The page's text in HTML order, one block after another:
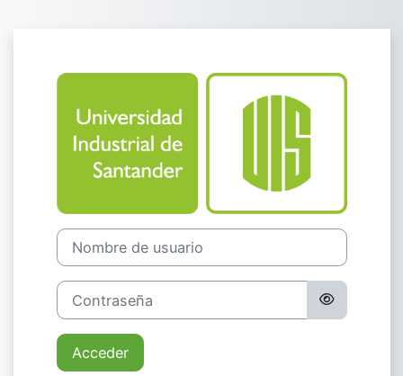
Entrar a Aula
Nombre de usuario
Contraseña
Acceder